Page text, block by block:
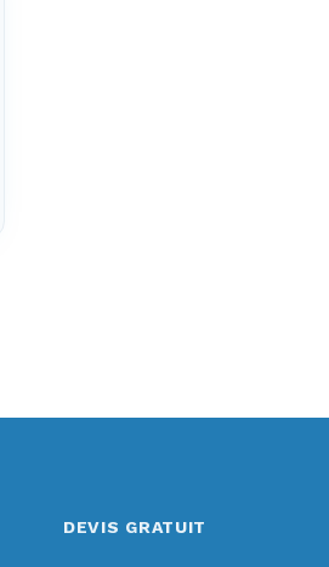
DEVIS GRATUIT